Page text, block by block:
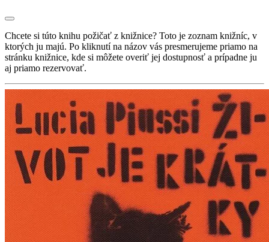
Chcete si túto knihu požičať z knižnice? Toto je zoznam knižníc, v
ktorých ju majú. Po kliknutí na názov vás presmerujeme priamo na
stránku knižnice, kde si môžete overiť jej dostupnosť a prípadne ju
aj priamo rezervovať.